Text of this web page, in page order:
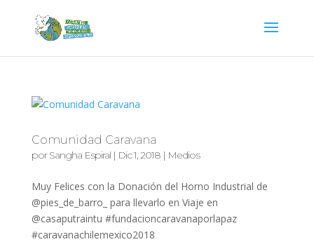
Comunidad Caravana
porSangha Espiral| Dic 1, 2018| Medios
Muy Felices con la Donación del Horno Industrial de
@pies_de_barro_ para llevarlo en Viaje en
@casaputraintu #fundacioncaravanaporlapaz
#caravanachilemexico2018